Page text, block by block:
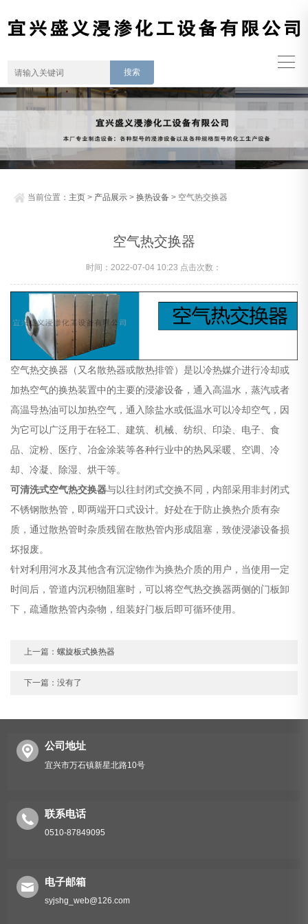
当前位置： 主页 > 产品展示 >换热设备 > 空气热交换器
空气热交换器
时间：2022-07-04 10:23 点击次数：
空气热交换器（又名散热器或散热排管）是以冷热媒介进行冷却或
加热空气的换热装置中的主要的浸渗设备，通入高温水，蒸汽或者
高温导热油可以加热空气，通入除盐水或低温水可以冷却空气，因
为它可以广泛用于在轻工、建筑、机械、纺织、印染、电子、食
品、淀粉、医疗、冶金涂装等各种行业中的热风采暖、空调、冷
却、冷凝、除湿、烘干等。
可清洗式空气热交换器与以往封闭式交换不同，内部采用非封闭式
不锈钢散热管，即两端开口式设计。好处在于防止换热介质有杂
质，通过散热管时杂质残留在散热管内形成阻塞，致使浸渗设备损
坏报废。
针对利用河水及其他含有沉淀物作为换热介质的用户，当使用一定
时间后，管道内沉积物阻塞时，可以将空气热交换器两侧的门板卸
下，疏通散热管内杂物，组装好门板后即可循环使用。
上一篇：螺旋板式换热器
下一篇：没有了
公司地址
宜兴市万石镇新星北路10号
联系电话
0510-87849095
电子邮箱
syjshg_web@126.com